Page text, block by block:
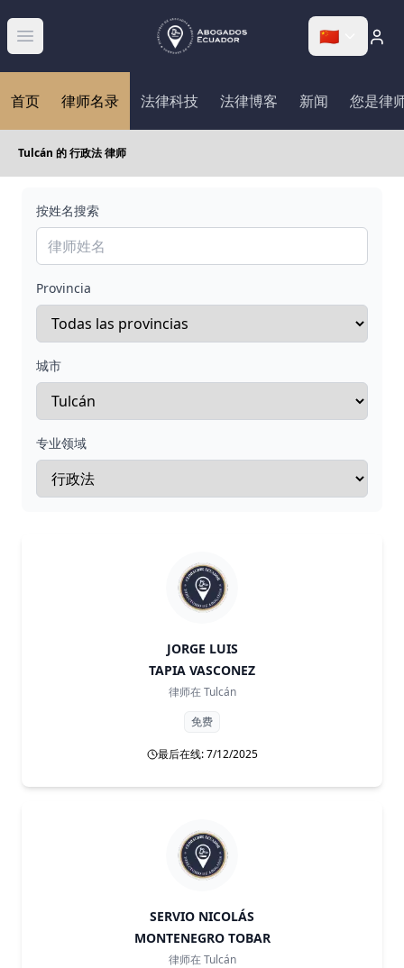
Abrir menú 🇨🇳
首页 律师名录 法律科技 法律博客 新闻 您是律
Tulcán 的 行政法 律师
按姓名搜索
Provincia
城市
专业领域
JORGE LUIS
TAPIA VASCONEZ
律师在 Tulcán
免费
最后在线: 7/12/2025
SERVIO NICOLÁS
MONTENEGRO TOBAR
律师在 Tulcán